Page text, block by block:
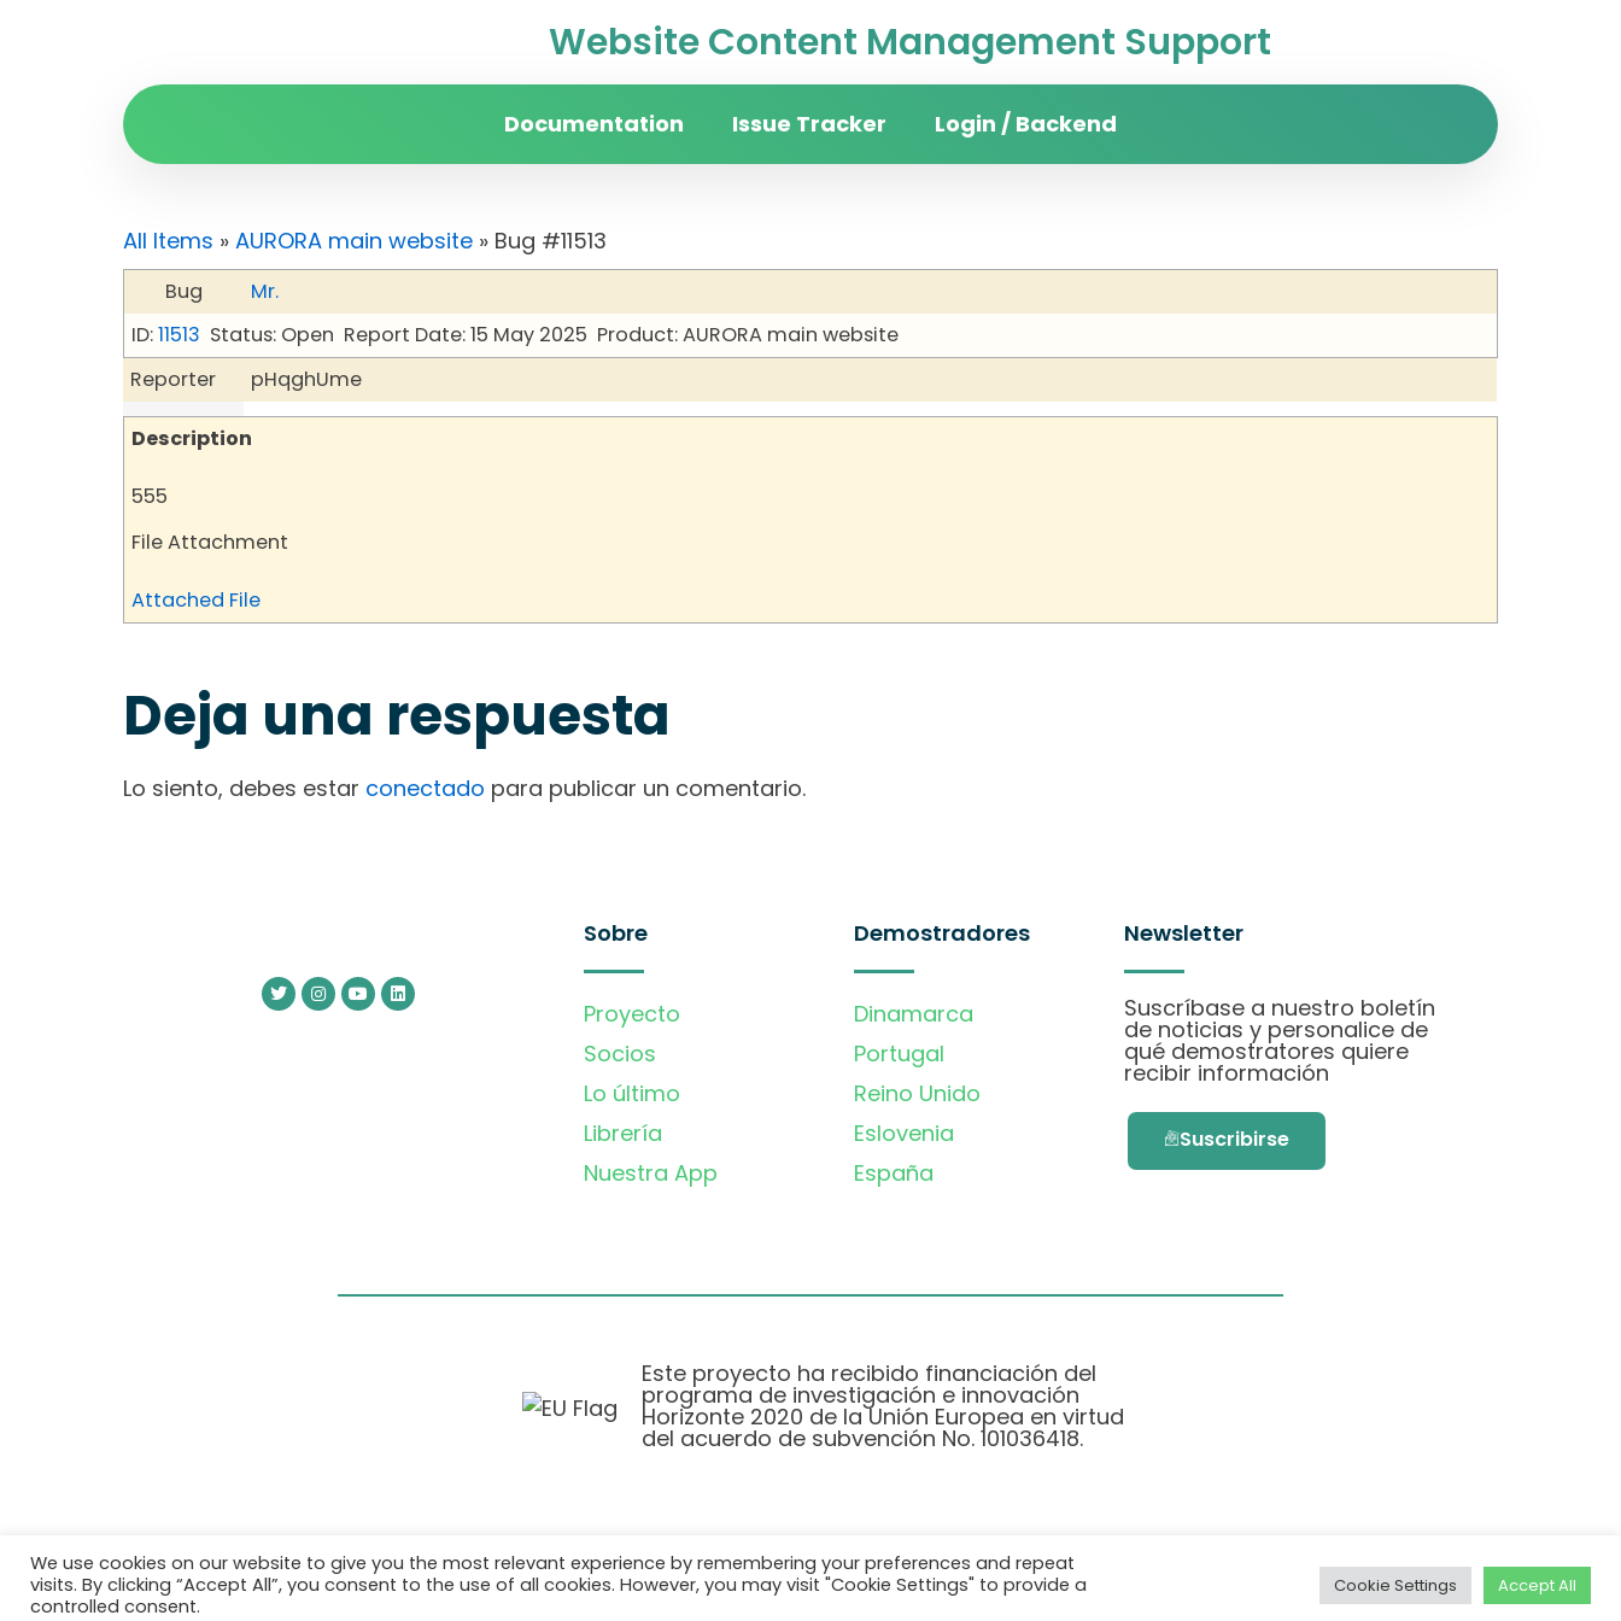
Website Content Management Support
Documentation Issue Tracker Login / Backend
All Items » AURORA main website » Bug #11513
Bug
Mr.
ID:11513 Status: Open Report Date: 15 May 2025 Product: AURORA main website
Reporter
pHqghUme
Description
555
File Attachment
Attached File
Deja una respuesta
Lo siento, debes estar conectado para publicar un comentario.
Sobre
Proyecto
Socios
Lo último
Librería
Nuestra App
Demostradores
Dinamarca
Portugal
Reino Unido
Eslovenia
España
Newsletter
Suscríbase a nuestro boletín
de noticias y personalice de
qué demostratores quiere
recibir información
Suscribirse
Este proyecto ha recibido financiación del
programa de investigación e innovación
Horizonte 2020 de la Unión Europea en virtud
del acuerdo de subvención No. 101036418.
Política de Privacidad|Cookie Policy
© 2026 AURORA
We use cookies on our website to give you the most relevant experience by remembering your preferences and repeat
visits. By clicking “Accept All”, you consent to the use of all cookies. However, you may visit "Cookie Settings" to provide a
controlled consent.
Cookie Settings Accept All